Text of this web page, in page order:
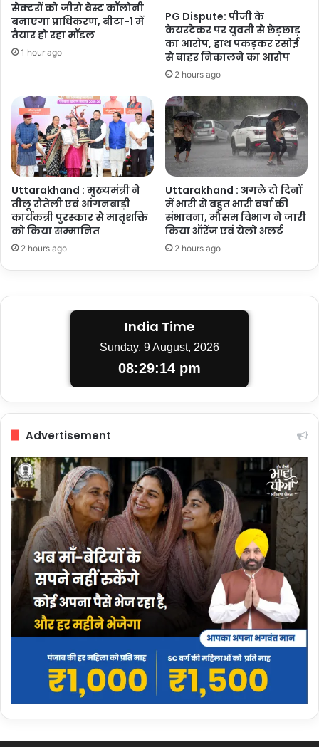
और
दुश्मनों
का
विनाश
अमित
शाह
सेक्टरों को जीरो वेस्ट कॉलोनी
बनाएगा प्राधिकरण, बीटा-1 में
तैयार हो रहा मॉडल
1 hour ago
PG Dispute: पीजी के
केयरटेकर पर युवती से छेड़छाड़
का आरोप, हाथ पकड़कर रसोई
से बाहर निकालने का आरोप
2 hours ago
Uttarakhand : मुख्यमंत्री ने
तीलू रौतेली एवं आंगनबाड़ी
कार्यकत्री पुरस्कार से मातृशक्ति
को किया सम्मानित
2 hours ago
Uttarakhand : अगले दो दिनों
में भारी से बहुत भारी वर्षा की
संभावना, मौसम विभाग ने जारी
किया ऑरेंज एवं येलो अलर्ट
2 hours ago
India Time
Sunday, 9 August, 2026
08:29:15 pm
Advertisement